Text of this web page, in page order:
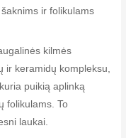
ir folikulams
kilmės
ir keramidų kompleksu,
puikią aplinką
folikulams. To
laukai.